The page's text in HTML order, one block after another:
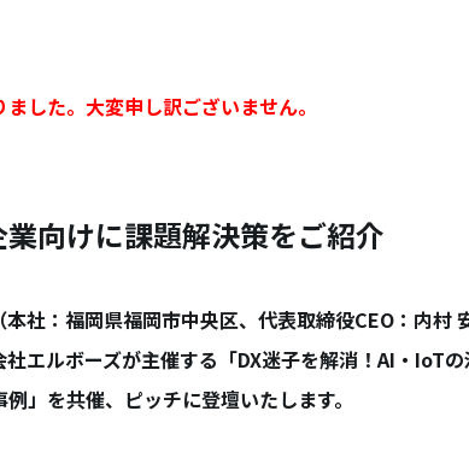
した。大変申し訳ございません。
向けに課題解決策をご紹介
社：福岡県福岡市中央区、代表取締役CEO：内村
エルボーズが主催する「DX迷子を解消！AI・IoT
」を共催、ピッチに登壇いたします。